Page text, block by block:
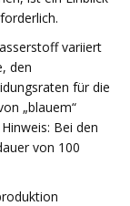
variiert
den
für die
„blauem“
Bei den
von 100